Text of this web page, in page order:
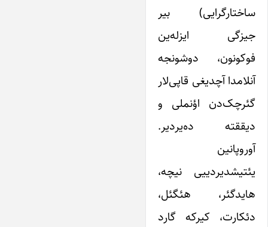
ساختارگرایی) بیر
جیزگی ایزله‌ین
فوکونون، دوشونجه
آنلامدا آچدیغی قاپی‌لار
گئرچک‌دن اؤنملی و
دیققته ده‌یردیر.
آوروپانین
یئتیشدیردییی نیچه،
هایدگئر، هئگئل،
دئکارت، کیرکه گارد